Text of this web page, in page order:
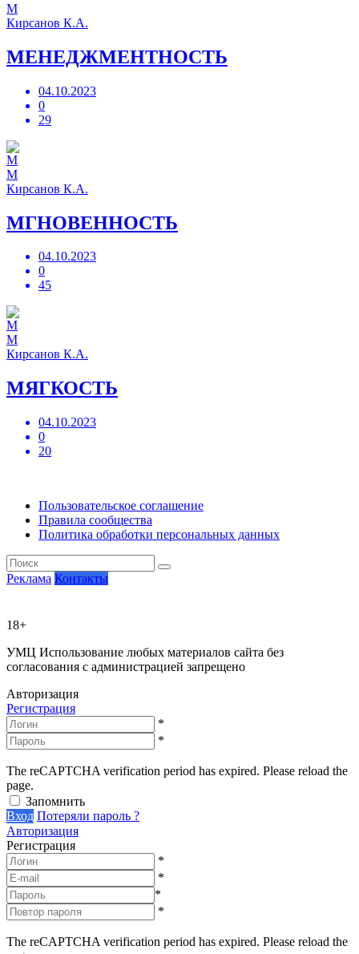
М
Кирсанов К.А.
МЕНЕДЖМЕНТНОСТЬ
04.10.2023
0
29
М
Кирсанов К.А.
МГНОВЕННОСТЬ
04.10.2023
0
45
М
Кирсанов К.А.
МЯГКОСТЬ
04.10.2023
0
20
Пользовательское соглашение
Правила сообщества
Политика обработки персональных данных
Реклама Контакты
18+
УМЦ Использование любых материалов сайта без
согласования с администрацией запрещено
Авторизация
Регистрация
*
*
The reCAPTCHA verification period has expired. Please reload the
page.
Запомнить
Вход Потеряли пароль ?
Авторизация
Регистрация
*
*
*
*
The reCAPTCHA verification period has expired. Please reload the